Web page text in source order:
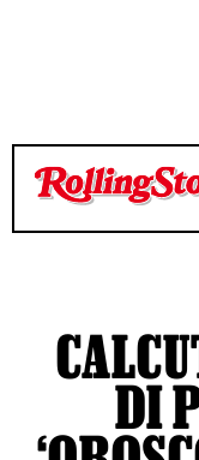
TEMPO DI LETTURA
TEMPO DI LETTURA
DI